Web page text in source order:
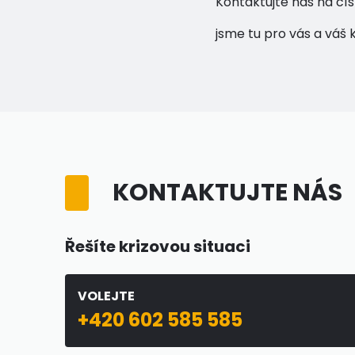
jsme tu pro vás a váš
KONTAKTUJTE NÁS
Řešíte krizovou situaci
VOLEJTE
+420 602 585 585